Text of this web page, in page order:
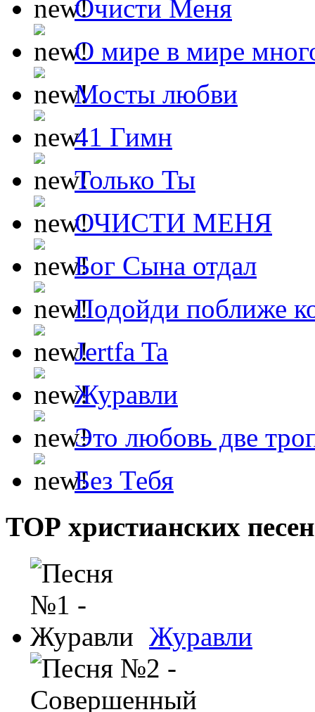
Очисти Меня
О мире в мире
Мосты любви
41 Гимн
Только Ты
ОЧИСТИ МЕНЯ
Бог Сына отдал
Подойди поближе
Jertfa Ta
Журавли
Это любовь две
Без Тебя
ТОР христианских песен
Журавли